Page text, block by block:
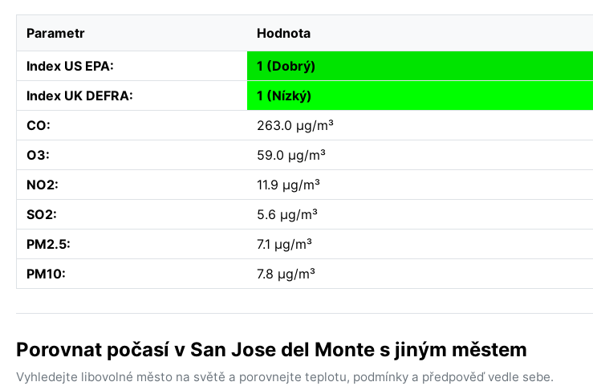
Parametr Hodnota
Index US EPA:
1 (Dobrý)
Index UK DEFRA:
1 (Nízký)
CO:
263.0 µg/m³
O3:
59.0 µg/m³
NO2:
11.9 µg/m³
SO2:
5.6 µg/m³
PM2.5:
7.1 µg/m³
PM10:
7.8 µg/m³
Porovnat počasí v San Jose del Monte s jiným městem
Vyhledejte libovolné město na světě a porovnejte teplotu, podmínky a předpověď vedle sebe.